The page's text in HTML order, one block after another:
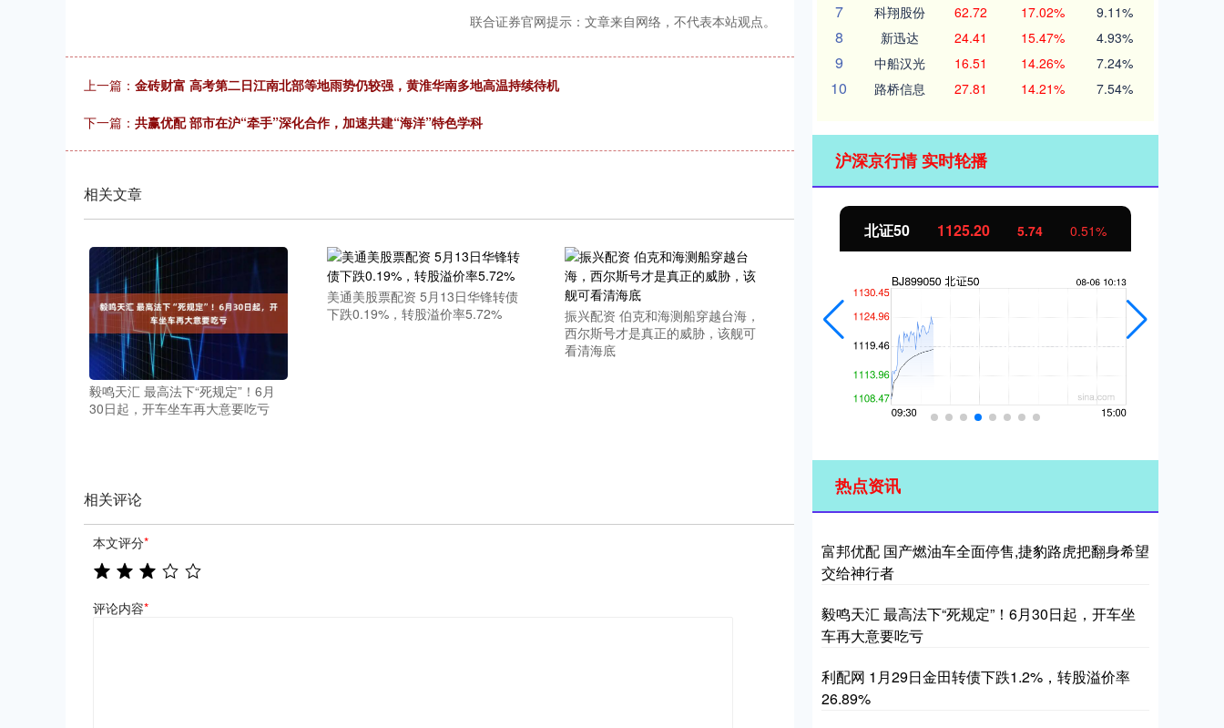
联合证券官网提示：文章来自网络，不代表本站观点。
上一篇： 金砖财富 高考第二日江南北部等地雨势仍较强，黄淮华南多地高温持续待机
下一篇： 共赢优配 部市在沪“牵手”深化合作，加速共建“海洋”特色学科
相关文章
毅鸣天汇 最高法下“死规定”！6月
30日起，开车坐车再大意要吃亏
美通美股票配资 5月13日华锋转债
下跌0.19%，转股溢价率5.72%
振兴配资 伯克和海测船穿越台海，
西尔斯号才是真正的威胁，该舰可
看清海底
相关评论
本文评分*
评论内容*
7 科翔股份 62.72 17.02% 9.11%
8 新迅达 24.41 15.47% 4.93%
9 中船汉光 16.51 14.26% 7.24%
10 路桥信息 27.81 14.21% 7.54%
沪深京行情 实时轮播
北证50 1125.20 5.74 0.51%
热点资讯
富邦优配 国产燃油车全面停售,捷豹路虎把翻身希望
交给神行者
毅鸣天汇 最高法下“死规定”！6月30日起，开车坐
车再大意要吃亏
利配网 1月29日金田转债下跌1.2%，转股溢价率
26.89%